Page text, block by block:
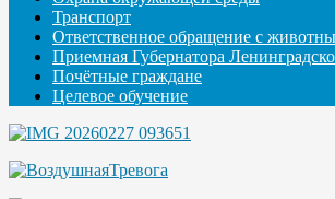
Транспорт
Ответственное обращение с
Приемная Губернатора
Почётные граждане
Целевое обучение